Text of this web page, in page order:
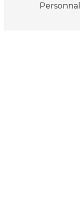
rendre
leurs
Teste